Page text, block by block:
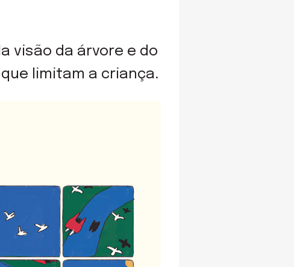
visão da árvore e do
limitam a criança.